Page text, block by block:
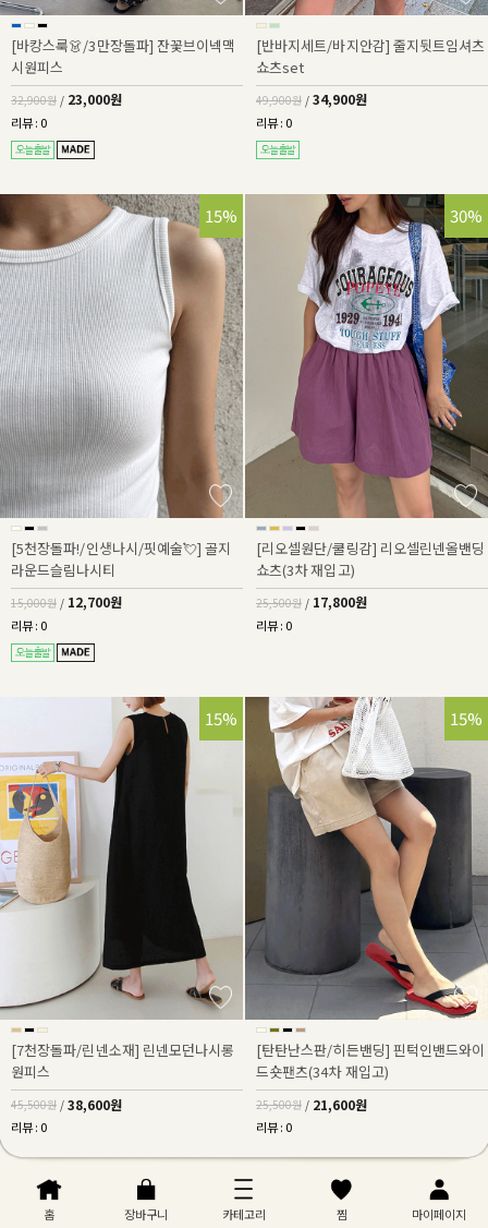
[바캉스룩👗/3만장돌파] 잔꽃브이넥맥
시원피스
32,900원 / 23,000원
리뷰 : 0
[반바지세트/바지안감] 줄지뒷트임셔츠
쇼츠set
49,900원 / 34,900원
리뷰 : 0
15%
[5천장돌파!/인생나시/핏예술💘] 골지
라운드슬림나시티
15,000원 / 12,700원
리뷰 : 0
30%
[리오셀원단/쿨링감] 리오셀린넨올밴딩
쇼츠(3차 재입고)
25,500원 / 17,800원
리뷰 : 0
15%
[7천장돌파/린넨소재] 린넨모던나시롱
원피스
45,500원 / 38,600원
리뷰 : 0
15%
[탄탄난스판/히든밴딩] 핀턱인밴드와이
드숏팬츠(34차 재입고)
25,500원 / 21,600원
리뷰 : 0
15%
홈 장바구니 카테고리 찜 마이페이지